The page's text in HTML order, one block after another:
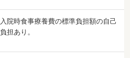
入院時食事療養費の標準負担額の自己
負担あり。